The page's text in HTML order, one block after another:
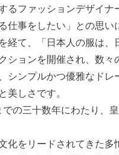
るファッションデザイナ
仕事をしたい」との思い
経て、「日本人の服は、
ションを開催され、数々
シンプルかつ優雅なドレ
美しさです。
の三十数年にわたり、
化をリードされてきた多